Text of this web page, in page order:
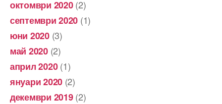
октомври 2020(2)
септември 2020 (1)
юни 2020(3)
май 2020(2)
април 2020(1)
януари 2020 (2)
декември 2019(2)